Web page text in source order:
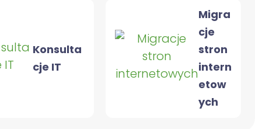
Konsulta
cje IT
Migra
cje
stron
intern
etow
ych